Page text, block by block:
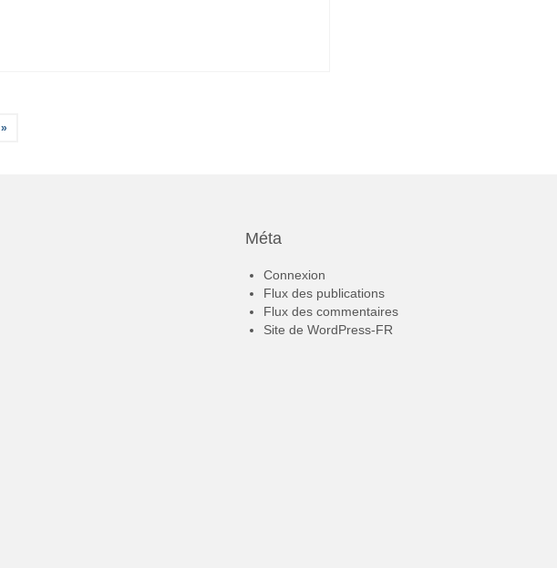
»
Méta
Connexion
Flux des publications
Flux des commentaires
Site de WordPress-FR